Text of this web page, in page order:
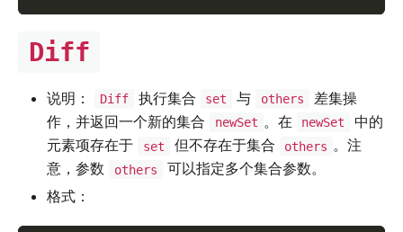
Diff
说明： Diff 执行集合 set 与 others
差集操
作，并返回一个新的集合
newSet 。在 newSet
中的
元素项存在于
set 但不存在于集合 others 。注
意，参数
others
可以指定多个集合参数。
格式：